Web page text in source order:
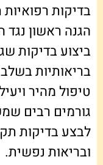
בדיקות
הגנה ראשון
ביצוע בדיקות
בריאותיות
טיפול מהיר
גורמים רבים
לבצע בדיקות
ובריאות נפשית.